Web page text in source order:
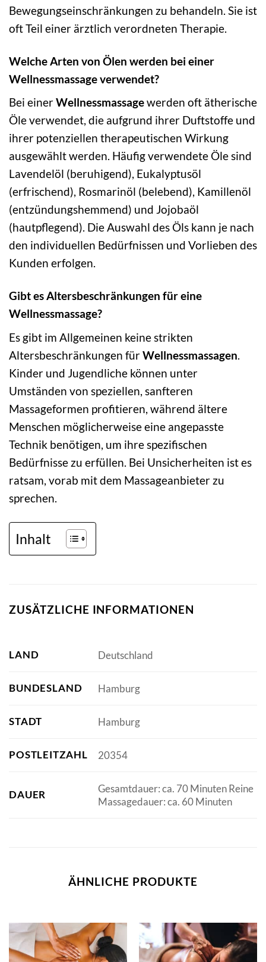
Bewegungseinschränkungen zu behandeln. Sie ist
oft Teil einer ärztlich verordneten Therapie.
Welche Arten von Ölen werden bei einer
Wellnessmassage verwendet?
Bei einerWellnessmassagewerden oft ätherische
Öle verwendet, die aufgrund ihrer Duftstoffe und
ihrer potenziellen therapeutischen Wirkung
ausgewählt werden. Häufig verwendete Öle sind
Lavendelöl (beruhigend), Eukalyptusöl
(erfrischend), Rosmarinöl (belebend), Kamillenöl
(entzündungshemmend) und Jojobaöl
(hautpflegend). Die Auswahl des Öls kann je nach
den individuellen Bedürfnissen und Vorlieben des
Kunden erfolgen.
Gibt es Altersbeschränkungen für eine
Wellnessmassage?
Es gibt im Allgemeinen keine strikten
Altersbeschränkungen fürWellnessmassagen.
Kinder und Jugendliche können unter
Umständen von speziellen, sanfteren
Massageformen profitieren, während ältere
Menschen möglicherweise eine angepasste
Technik benötigen, um ihre spezifischen
Bedürfnisse zu erfüllen. Bei Unsicherheiten ist es
ratsam, vorab mit dem Massageanbieter zu
sprechen.
Inhalt
ZUSÄTZLICHE INFORMATIONEN
LAND Deutschland
BUNDESLAND Hamburg
STADT Hamburg
POSTLEITZAHL 20354
DAUER
Gesamtdauer: ca. 70 Minuten Reine
Massagedauer: ca. 60 Minuten
ÄHNLICHE PRODUKTE